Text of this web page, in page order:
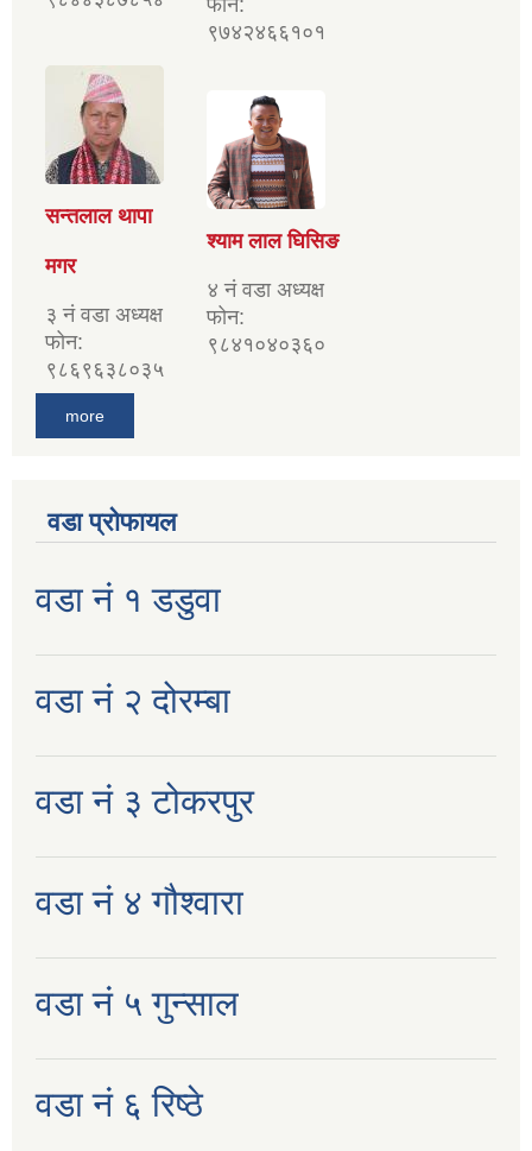
फोन:
९७४२४६६१०१
सन्तलाल थापा
मगर
३ नं वडा अध्यक्ष
फोन:
९८६९६३८०३५
श्याम लाल घिसिङ
४ नं वडा अध्यक्ष
फोन:
९८४१०४०३६०
more
वडा प्रोफायल
वडा नं १ डडुवा
वडा नं २ दोरम्बा
वडा नं ३ टोकरपुर
वडा नं ४ गौश्वारा
वडा नं ५ गुन्साल
वडा नं ६ रिष्ठे